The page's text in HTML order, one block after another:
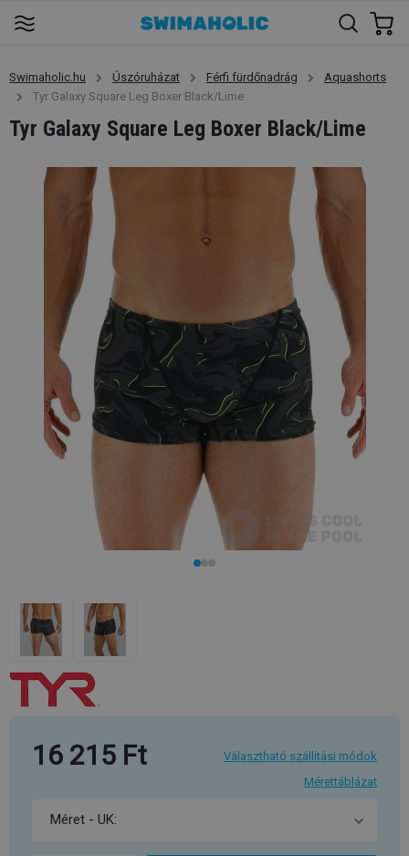
Swimaholic.hu Úszóruházat Férfi fürdőnadrág
Aquashorts
Tyr Galaxy Square Leg Boxer Black/Lime
Tyr Galaxy Square Leg Boxer Black/Lime
16 215 Ft
Választható szállítási módok
Mérettáblázat